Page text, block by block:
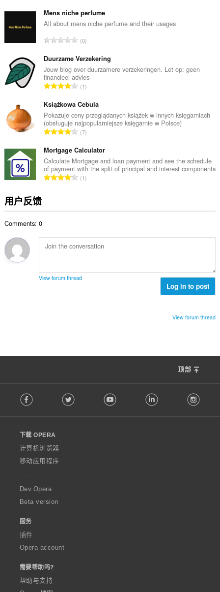
extension
create
notifications
display
them
to
you
system
tray.
分
次
：
Mens niche perfume
All about mens niche perfume and their usages
总
分
次
数
：
0
Duurzame Verzekering
Jouw blog over duurzamere verzekeringen. Let op: geen
financieel advies
总
分
次
数
：
1
Książkowa Cebula
Pokazuje ceny przeglądanych książek w innych księgarniach
(obsługuje najpopularniejsze księgarnie w Polsce)
总
分
次
数
：
7
Mortgage Calculator
Calculate Mortgage and loan payment and see the schedule
of payment with the split of principal and interest components
总
1
用户反馈
Comments: 0
View forum thread
Log in to post
View forum thread
顶部
o
w
O
p
e
a
Facebook Twitter Youtube LinkedIn
下载 OPERA
计算机浏览器
移动应用程序
Dev.Opera
Beta version
服务
插件
Opera account
需要帮助吗?
帮助与支持